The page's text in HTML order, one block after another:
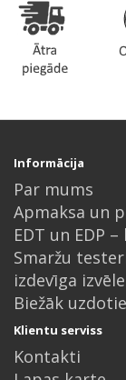
Informācija
Par mums
Apmaksa un
EDT un EDP
Smaržu
izdevīga izvēle
Biežāk
Klientu serviss
Kontakti